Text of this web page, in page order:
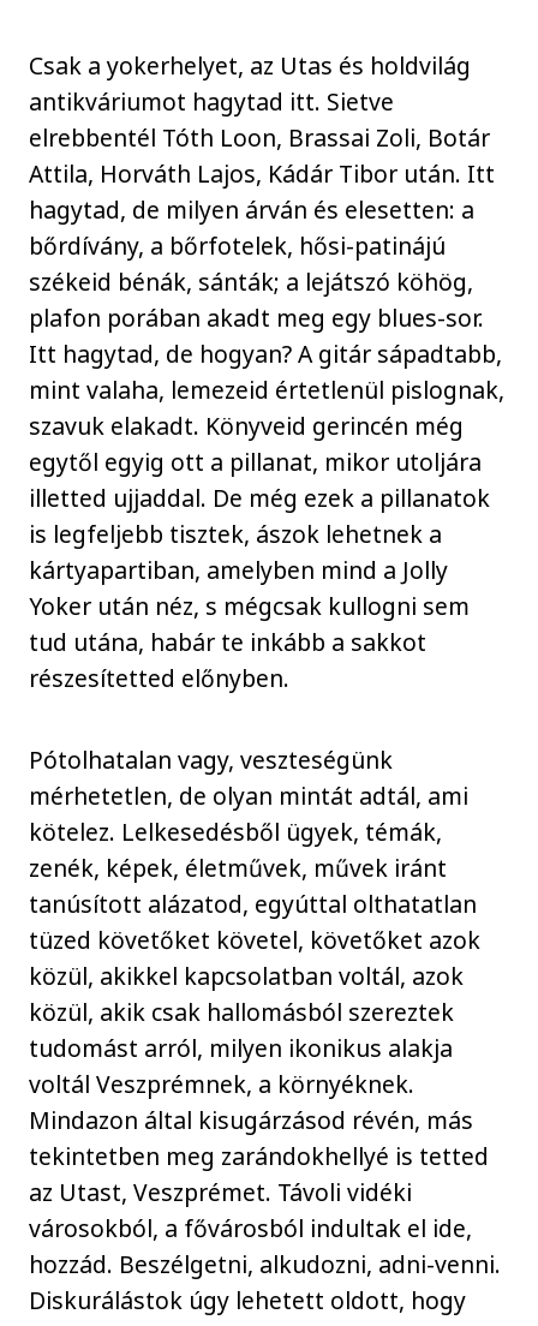
Csak a yokerhelyet, az Utas és holdvilág
antikváriumot hagytad itt. Sietve
elrebbentél Tóth Loon, Brassai Zoli, Botár
Attila, Horváth Lajos, Kádár Tibor után. Itt
hagytad, de milyen árván és elesetten: a
bőrdívány, a bőrfotelek, hősi-patinájú
székeid bénák, sánták; a lejátszó köhög,
plafon porában akadt meg egy blues-sor.
Itt hagytad, de hogyan? A gitár sápadtabb,
mint valaha, lemezeid értetlenül pislognak,
szavuk elakadt. Könyveid gerincén még
egytől egyig ott a pillanat, mikor utoljára
illetted ujjaddal. De még ezek a pillanatok
is legfeljebb tisztek, ászok lehetnek a
kártyapartiban, amelyben mind a Jolly
Yoker után néz, s mégcsak kullogni sem
tud utána, habár te inkább a sakkot
részesítetted előnyben.
Pótolhatalan vagy, veszteségünk
mérhetetlen, de olyan mintát adtál, ami
kötelez. Lelkesedésből ügyek, témák,
zenék, képek, életművek, művek iránt
tanúsított alázatod, egyúttal olthatatlan
tüzed követőket követel, követőket azok
közül, akikkel kapcsolatban voltál, azok
közül, akik csak hallomásból szereztek
tudomást arról, milyen ikonikus alakja
voltál Veszprémnek, a környéknek.
Mindazon által kisugárzásod révén, más
tekintetben meg zarándokhellyé is tetted
az Utast, Veszprémet. Távoli vidéki
városokból, a fővárosból indultak el ide,
hozzád. Beszélgetni, alkudozni, adni-venni.
Diskurálástok úgy lehetett oldott, hogy